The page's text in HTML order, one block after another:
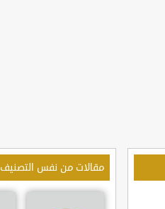
مقالات من نفس التصنيف